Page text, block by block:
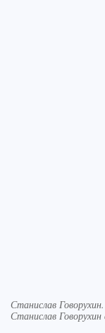
Станислав
Станислав Говорухин